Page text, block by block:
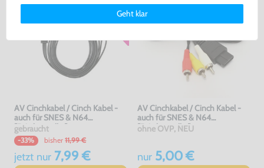
AV Cinchkabel / Cinch Kabel -
auch für SNES & N64
[Dritthersteller]
gebraucht
-33% bisher 11,99 €
jetzt nur7,99 €
AV Cinchkabel / Cinch Kabel -
auch für SNES & N64
[Dritthersteller]
ohne OVP, NEU
nur5,00 €
Deinen Rechten als Nutzer findest Du in unsererDaten­schutz­
Impressum.
Geht klar